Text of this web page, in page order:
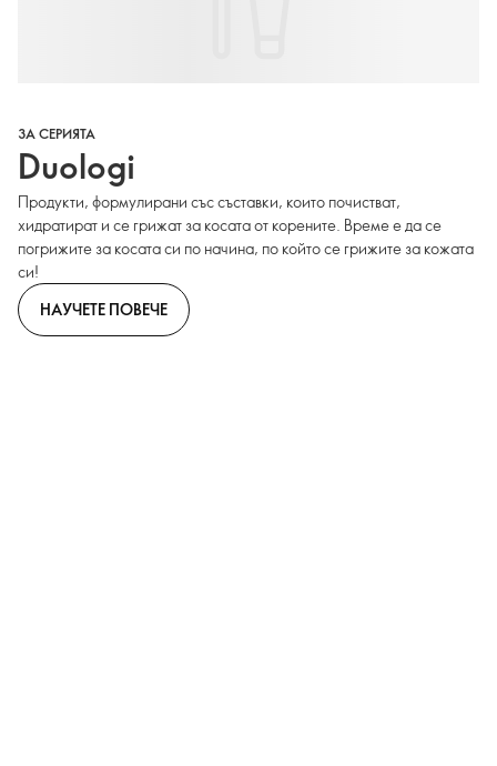
ЗА СЕРИЯТА
Duologi
Продукти, формулирани със съставки, които почистват,
хидратират и се грижат за косата от корените. Време е да се
погрижите за косата си по начина, по който се грижите за кожата
си!
НАУЧЕТЕ ПОВЕЧЕ